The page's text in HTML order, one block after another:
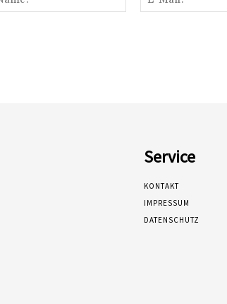
Service
KONTAKT
IMPRESSUM
DATENSCHUTZ